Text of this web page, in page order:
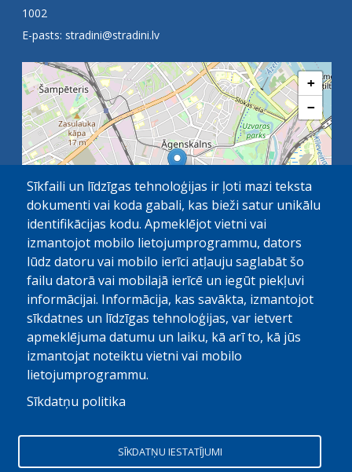
1002
E-pasts: stradini@stradini.lv
+
−
1 km OpenStreetMap contributors
Visas tiesības aizsargātas. Pārpublicēšanas gadijumā atsauce
Sīkfaili un līdzīgas tehnoloģijas ir ļoti mazi teksta
dokumenti vai koda gabali, kas bieži satur unikālu
identifikācijas kodu. Apmeklējot vietni vai
izmantojot mobilo lietojumprogrammu, dators
lūdz datoru vai mobilo ierīci atļauju saglabāt šo
failu datorā vai mobilajā ierīcē un iegūt piekļuvi
informācijai. Informācija, kas savākta, izmantojot
sīkdatnes un līdzīgas tehnoloģijas, var ietvert
apmeklējuma datumu un laiku, kā arī to, kā jūs
izmantojat noteiktu vietni vai mobilo
lietojumprogrammu.
Sīkdatņu politika
SĪKDATŅU IESTATĪJUMI